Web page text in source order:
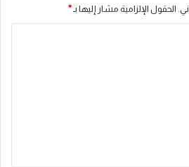
الحقول الإلزامية مشار إليها بـ *